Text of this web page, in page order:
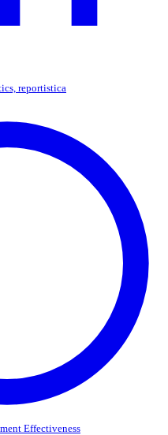
reportistica
Effectiveness